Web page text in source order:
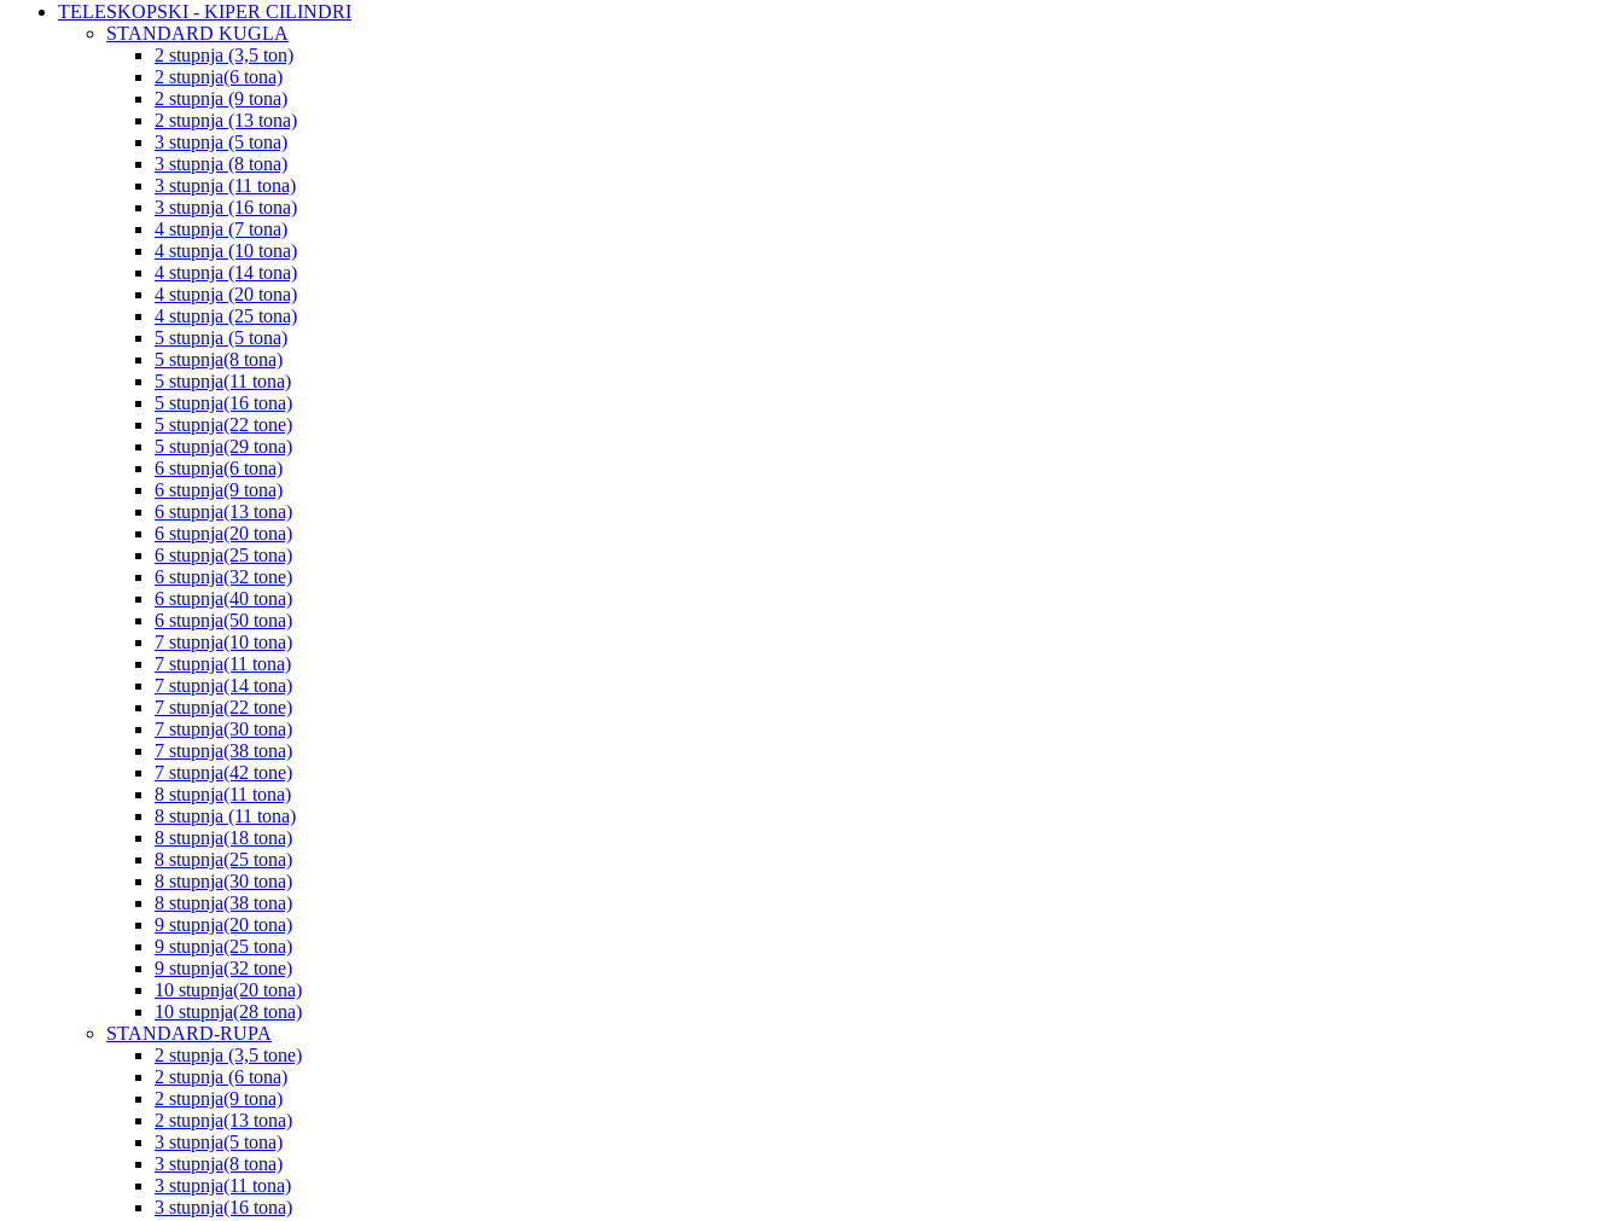
TELESKOPSKI - KIPER CILINDRI
STANDARD KUGLA
2 stupnja (3,5 ton)
2 stupnja(6 tona)
2 stupnja (9 tona)
2 stupnja (13 tona)
3 stupnja (5 tona)
3 stupnja (8 tona)
3 stupnja (11 tona)
3 stupnja (16 tona)
4 stupnja (7 tona)
4 stupnja (10 tona)
4 stupnja (14 tona)
4 stupnja (20 tona)
4 stupnja (25 tona)
5 stupnja (5 tona)
5 stupnja(8 tona)
5 stupnja(11 tona)
5 stupnja(16 tona)
5 stupnja(22 tone)
5 stupnja(29 tona)
6 stupnja(6 tona)
6 stupnja(9 tona)
6 stupnja(13 tona)
6 stupnja(20 tona)
6 stupnja(25 tona)
6 stupnja(32 tone)
6 stupnja(40 tona)
6 stupnja(50 tona)
7 stupnja(10 tona)
7 stupnja(11 tona)
7 stupnja(14 tona)
7 stupnja(22 tone)
7 stupnja(30 tona)
7 stupnja(38 tona)
7 stupnja(42 tone)
8 stupnja(11 tona)
8 stupnja (11 tona)
8 stupnja(18 tona)
8 stupnja(25 tona)
8 stupnja(30 tona)
8 stupnja(38 tona)
9 stupnja(20 tona)
9 stupnja(25 tona)
9 stupnja(32 tone)
10 stupnja(20 tona)
10 stupnja(28 tona)
STANDARD-RUPA
2 stupnja (3,5 tone)
2 stupnja (6 tona)
2 stupnja(9 tona)
2 stupnja(13 tona)
3 stupnja(5 tona)
3 stupnja(8 tona)
3 stupnja(11 tona)
3 stupnja(16 tona)